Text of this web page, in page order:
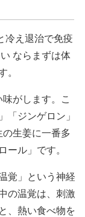
冷え退治で免疫
ならまずは体
がします。こ
「ジンゲロン」
生姜に一番多
ール」です。
覚」という神経
の温覚は、刺激
、熱い食べ物を